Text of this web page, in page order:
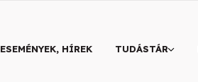
ESEMÉNYEK, HÍREK TUDÁSTÁR